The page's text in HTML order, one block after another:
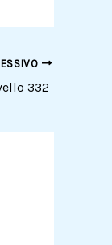
332